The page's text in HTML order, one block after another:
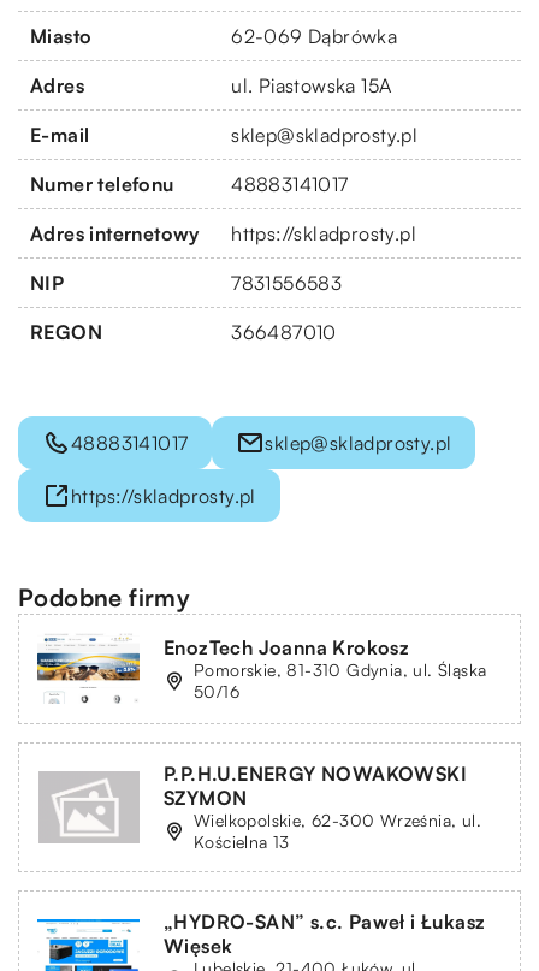
Miasto 62-069 Dąbrówka
Adres ul. Piastowska 15A
E-mail sklep@skladprosty.pl
Numer telefonu 48883141017
Adres internetowy https://skladprosty.pl
NIP 7831556583
REGON 366487010
48883141017 sklep@skladprosty.pl
https://skladprosty.pl
Podobne firmy
EnozTech Joanna Krokosz
Pomorskie, 81-310 Gdynia, ul. Śląska
50/16
P.P.H.U.ENERGY NOWAKOWSKI
SZYMON
Wielkopolskie, 62-300 Września, ul.
Kościelna 13
„HYDRO-SAN” s.c. Paweł i Łukasz
Więsek